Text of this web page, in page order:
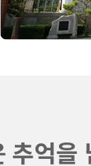
추억을